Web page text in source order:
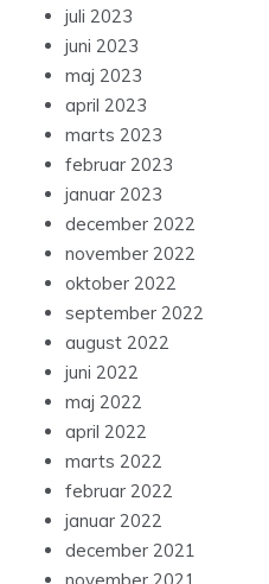
juli 2023
juni 2023
maj 2023
april 2023
marts 2023
februar 2023
januar 2023
december 2022
november 2022
oktober 2022
september 2022
august 2022
juni 2022
maj 2022
april 2022
marts 2022
februar 2022
januar 2022
december 2021